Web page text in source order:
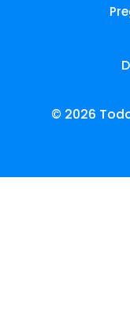
© 2026